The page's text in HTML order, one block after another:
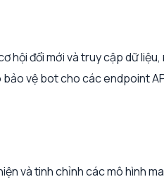
hội đổi mới và truy cập dữ
vệ bot cho các endpoint
và tinh chỉnh các mô hình